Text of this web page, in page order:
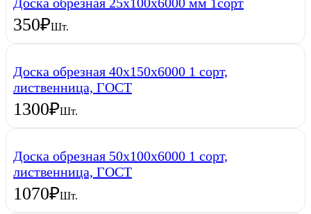
350₽Шт.
Доска обрезная 40х150х6000 1 сорт,
лиственница, ГОСТ
1300₽Шт.
Доска обрезная 50х100х6000 1 сорт,
лиственница, ГОСТ
1070₽Шт.